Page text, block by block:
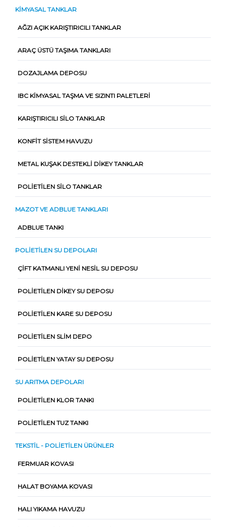
KIMYASAL TANKLAR
AĞZI AÇIK KARIŞTIRICILI TANKLAR
ARAÇ ÜSTÜ TAŞIMA TANKLARI
DOZAJLAMA DEPOSU
IBC KIMYASAL TAŞMA VE SIZINTI PALETLERI
KARIŞTIRICILI SILO TANKLAR
KONFIT SISTEM HAVUZU
METAL KUŞAK DESTEKLI DIKEY TANKLAR
POLIETILEN SILO TANKLAR
MAZOT VE ADBLUE TANKLARI
ADBLUE TANKI
POLIETILEN SU DEPOLARI
ÇIFT KATMANLI YENI NESIL SU DEPOSU
POLIETILEN DIKEY SU DEPOSU
POLIETILEN KARE SU DEPOSU
POLIETILEN SLIM DEPO
POLIETILEN YATAY SU DEPOSU
SU ARITMA DEPOLARI
POLIETILEN KLOR TANKI
POLIETILEN TUZ TANKI
TEKSTIL - POLIETILEN ÜRÜNLER
FERMUAR KOVASI
HALAT BOYAMA KOVASI
HALI YIKAMA HAVUZU